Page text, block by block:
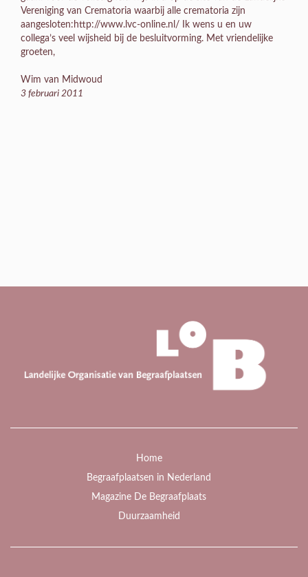
Vereniging van Crematoria waarbij alle crematoria zijn
aangesloten:http://www.lvc-online.nl/ Ik wens u en uw
collega’s veel wijsheid bij de besluitvorming. Met vriendelijke
groeten,
Wim van Midwoud
3 februari 2011
Home
Begraafplaatsen in Nederland
Magazine De Begraafplaats
Duurzaamheid